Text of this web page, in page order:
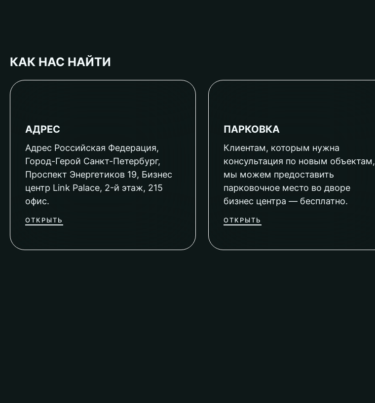
КАК НАС НАЙТИ
АДРЕС
Адрес Российская Федерация,
Город-Герой Санкт-Петербург,
Проспект Энергетиков 19, Бизнес
центр Link Palace, 2-й этаж, 215
офис.
ОТКРЫТЬ
ПАРКОВКА
Клиентам, которым нужна
консультация по новым объектам,
мы можем предоставить
парковочное место во дворе
бизнес центра — бесплатно.
ОТКРЫТЬ